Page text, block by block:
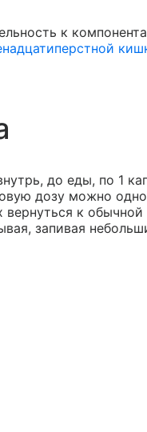
к
до еды, по 1
дозу можно
к обычной
запивая